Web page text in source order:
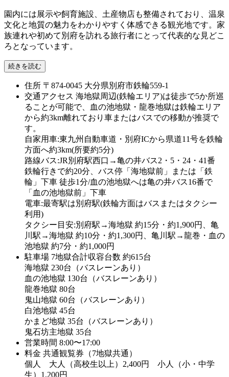
園内には展示や飼育施設、土産物店も整備されており、温泉
文化と地質の魅力をわかりやすく体感できる観光地です。家
族連れや初めて別府を訪れる旅行者にとって代表的な見どこ
ろとなっています。
続きを読む
住所 〒874-0045 大分県別府市鉄輪559-1
交通アクセス 海地獄周辺(鉄輪エリア)は徒歩で5か所巡
ることが可能で、血の池地獄・龍巻地獄は鉄輪エリア
から約3km離れており車またはバスでの移動が推奨で
す。
自家用車:東九州自動車道・別府ICから県道11号を鉄輪
方面へ約3km(所要約5分)
路線バス:JR別府駅西口→亀の井バス2・5・24・41番
鉄輪行きで約20分、バス停「海地獄前」または「鉄
輪」下車 徒歩1分/血の池地獄へは亀の井バス16番で
「血の池地獄前」下車
電車:最寄駅は別府駅(鉄輪方面はバスまたはタクシー
利用)
タクシー目安:別府駅→海地獄 約15分・約1,900円、亀
川駅→海地獄 約10分・約1,300円、亀川駅→龍巻・血の
池地獄 約7分・約1,000円
駐車場 7地獄合計収容台数 約615台
海地獄 230台（バスレーンあり）
血の池地獄 130台（バスレーンあり）
龍巻地獄 80台
鬼山地獄 60台（バスレーンあり）
白池地獄 45台
かまど地獄 35台（バスレーンあり）
鬼石坊主地獄 35台
営業時間 8:00〜17:00
料金 共通観覧券（7地獄共通）
個人 大人（高校生以上）2,400円 小人（小・中学
生）1,200円